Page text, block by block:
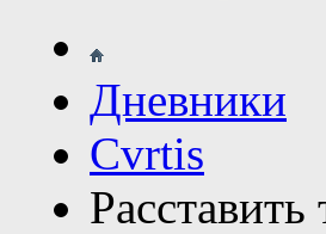
Дневники
Cvrtis